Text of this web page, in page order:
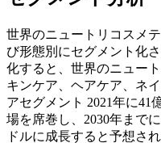
世界のニュートリコスメ
び形態別にセグメント化
化すると、世界のニュー
キンケア、ヘアケア、ネ
アセグメント 2021年に41
場を席巻し、2030年まで
ドルに成長すると予想さ